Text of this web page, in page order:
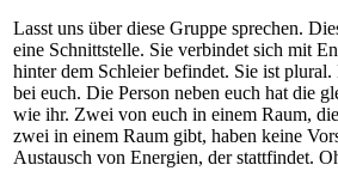
Lasst uns über diese Gruppe sprechen.
eine Schnittstelle. Sie verbindet sich mit
hinter dem Schleier befindet. Sie ist
bei euch. Die Person neben euch hat die
wie ihr. Zwei von euch in einem Raum,
zwei in einem Raum gibt, haben keine
Austausch von Energien, der stattfindet.